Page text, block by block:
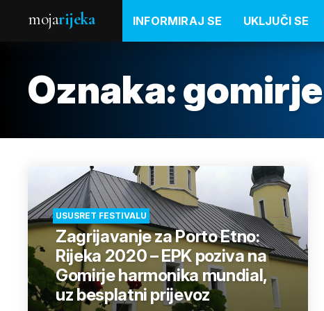
mojarijeka INFORMIRAJ SE UKLJUČI SE
Oznaka:
USUSRET FESTIVALU
Zagrijavanje za Porto Etno:
Rijeka 2020 – EPK poziva na
Gomirje harmonika mundial,
uz besplatni prijevoz